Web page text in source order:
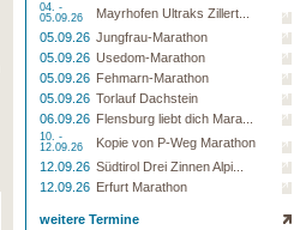
04. -
05.09.26
Mayrhofen Ultraks Zillert...
05.09.26 Jungfrau-Marathon
05.09.26 Usedom-Marathon
05.09.26 Fehmarn-Marathon
05.09.26 Torlauf Dachstein
06.09.26 Flensburg liebt dich Mara...
10. -
12.09.26
Kopie von P-Weg Marathon
12.09.26 Südtirol Drei Zinnen Alpi...
12.09.26 Erfurt Marathon
weitere Termine